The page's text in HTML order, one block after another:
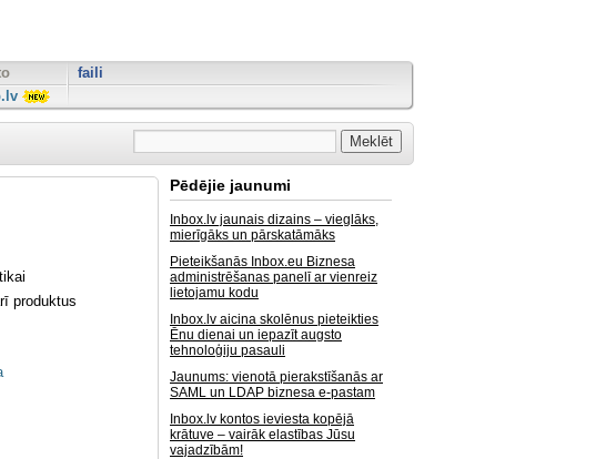
faili
produktus
Pēdējie jaunumi
Inbox.lv jaunais dizains – vieglāks,
mierīgāks un pārskatāmāks
Pieteikšanās Inbox.eu Biznesa
administrēšanas panelī ar vienreiz
lietojamu kodu
Inbox.lv aicina skolēnus pieteikties
Ēnu dienai un iepazīt augsto
tehnoloģiju pasauli
Jaunums: vienotā pierakstīšanās ar
SAML un LDAP biznesa e-pastam
Inbox.lv kontos ieviesta kopējā
krātuve – vairāk elastības Jūsu
vajadzībām!